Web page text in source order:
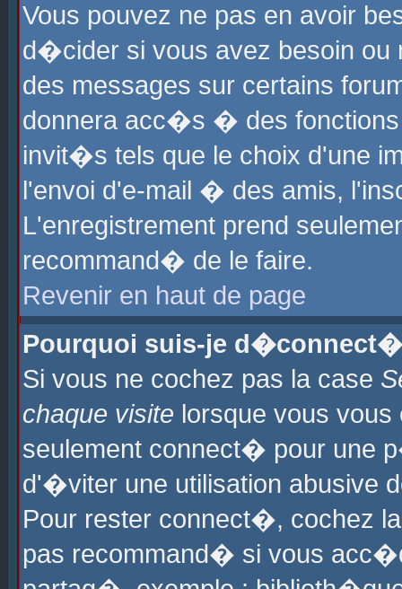
Vous pouvez ne pas en avoir
d�cider si vous avez besoin ou
des messages sur certains
donnera acc�s � des fonctions
invit�s tels que le choix d'une
l'envoi d'e-mail � des amis,
L'enregistrement prend
recommand� de le faire.
Revenir en haut de page
Pourquoi suis-je
Si vous ne cochez pas la case
chaque visite lorsque vous
seulement connect� pour une
d'�viter une utilisation abusive
Pour rester connect�, cochez
pas recommand� si vous